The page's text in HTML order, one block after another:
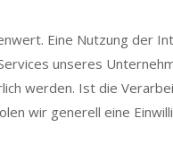
Eine Nutzung der
unseres
werden. Ist die
wir generell eine